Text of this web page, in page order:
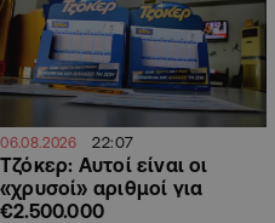
06.08.2026 22:07
Τζόκερ: Αυτοί είναι οι
«χρυσοί» αριθμοί για
€2.500.000